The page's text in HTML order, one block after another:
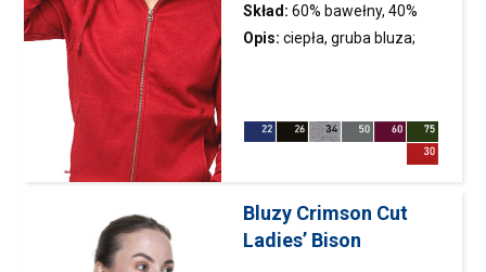
Skład: 60% bawełny, 40%
poliestru; kolor 34: 75%
Opis: ciepła, gruba bluza;
wyścielony materiałem single
jersey; regulacja kaptur
Bluzy Crimson Cut
Ladies’ Bison